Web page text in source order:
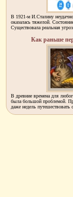
В 1921-м И.Сталину
оказалась тяжелой.
Существовала реальная
Как раньше
В древние времена для
была большой проблемой.
даже недель путешествовать